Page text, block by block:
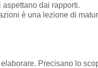
aspettano dai rapporti.
è una lezione di
Precisano lo